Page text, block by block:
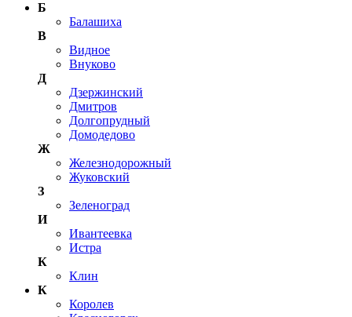
Б
Балашиха
В
Видное
Внуково
Д
Дзержинский
Дмитров
Долгопрудный
Домодедово
Ж
Железнодорожный
Жуковский
З
Зеленоград
И
Ивантеевка
Истра
К
Клин
К
Королев